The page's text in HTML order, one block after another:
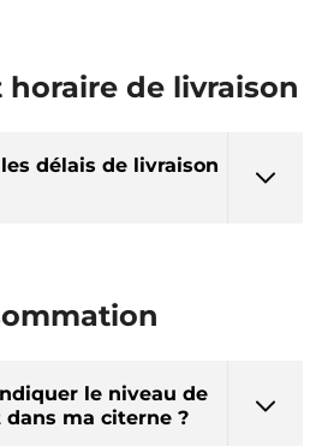
horaire de livraison
délais de livraison
le niveau de
ma citerne ?